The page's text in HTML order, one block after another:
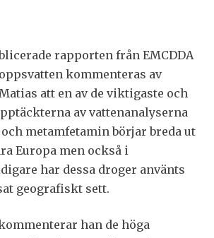
rapporten från EMCDDA
kommenteras av
att en av de viktigaste och
av vattenanalyserna
metamfetamin börjar breda ut
Europa men också i
har dessa droger använts
geografiskt sett.
han de höga